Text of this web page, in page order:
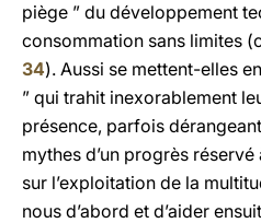
piège ” du développement
consommation sans limites
34). Aussi se mettent-elles
” qui trahit inexorablement
présence, parfois
mythes d’un progrès
sur l’exploitation de la
nous d’abord et d’aider